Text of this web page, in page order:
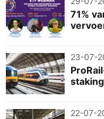
71%
23-07-
22-07-